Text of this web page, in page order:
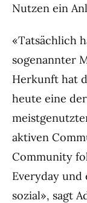
Nutzen ein
«Tatsächlich
sogenannter
Herkunft hat
heute eine
aktiven
Community
Everyday und
sozial», sagt